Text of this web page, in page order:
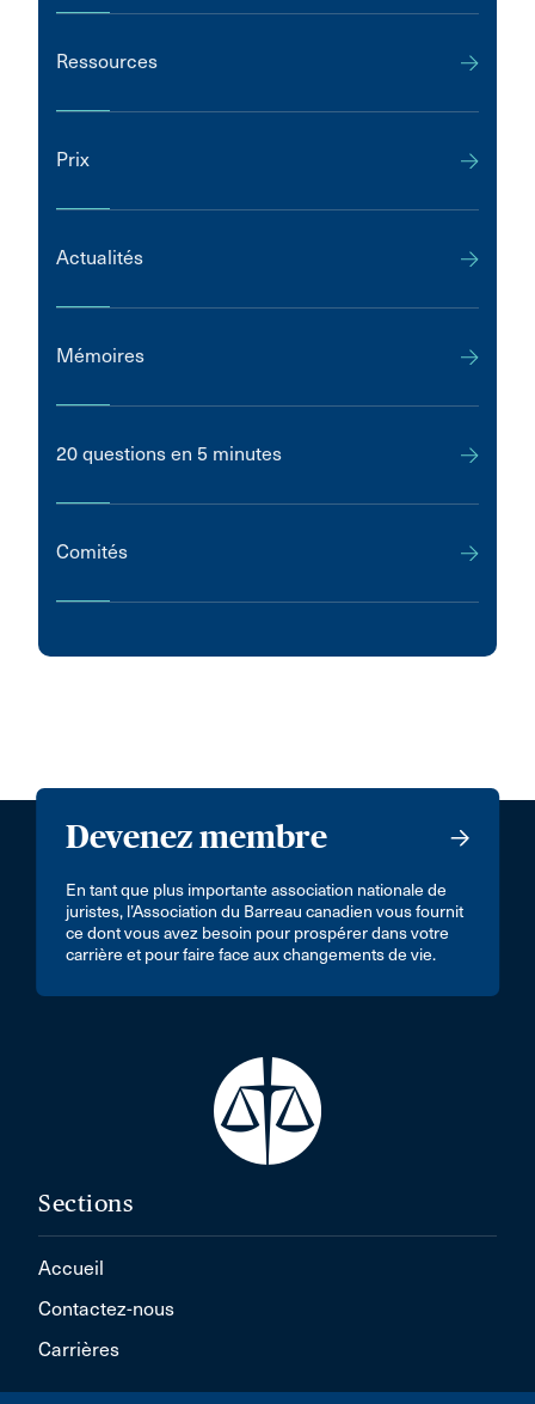
Ressources
Prix
Actualités
Mémoires
20 questions en 5 minutes
Comités
Devenez membre
En tant que plus importante association nationale de
juristes, l’Association du Barreau canadien vous fournit
ce dont vous avez besoin pour prospérer dans votre
carrière et pour faire face aux changements de vie.
Sections
Accueil
Contactez-nous
Carrières